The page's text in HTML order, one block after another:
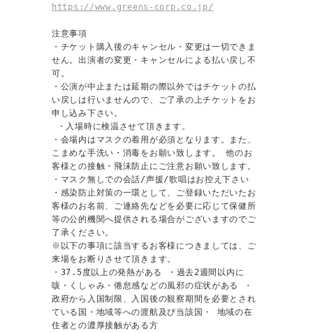
https://www.greens-corp.co.jp/
注意事項
・チケット購入後のキャンセル・変更は一切できま
せん。出演者の変更・キャンセルによる払い戻し不
可。
・公演が中止または延期の際以外ではチケットの払
い戻しは行いませんので、ご了承の上チケットをお
申し込み下さい。
・会場内はマスクの着用が必須となります。また、
こまめな手洗い・消毒をお願い致します。 他のお
客様との接触・飛沫防止にご注意お願い致します。
・マスク無しでの会話/声援/歌唱はお控え下さい
・感染防止対策の一環として、ご登録いただいたお
客様のお名前、ご連絡先などを必要に応じて保健所
等の公的機関へ提供される場合がございますのでご
了承ください。
※以下の事項に該当するお客様につきましては、ご
来場をお断りさせて頂きます。
・37.5度以上の発熱がある ・過去2週間以内に
咳・くしゃみ・倦怠感などの風邪の症状がある ・
政府から入国制限、入国後の観察期間を必要とされ
ている国・地域等への渡航及び当該国・ 地域の在
住者との濃厚接触がある方